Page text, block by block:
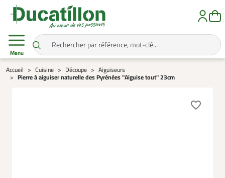
Menu
Accueil Cuisine Découpe Aiguiseurs
Pierre à aiguiser naturelle des Pyrénées "Aiguise tout" 23cm
favorite_border